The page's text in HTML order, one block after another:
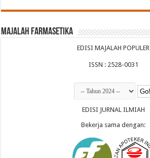
Majalah Farmasetika
EDISI MAJALAH POPULER
ISSN : 2528-0031
EDISI JURNAL ILMIAH
Bekerja sama dengan: